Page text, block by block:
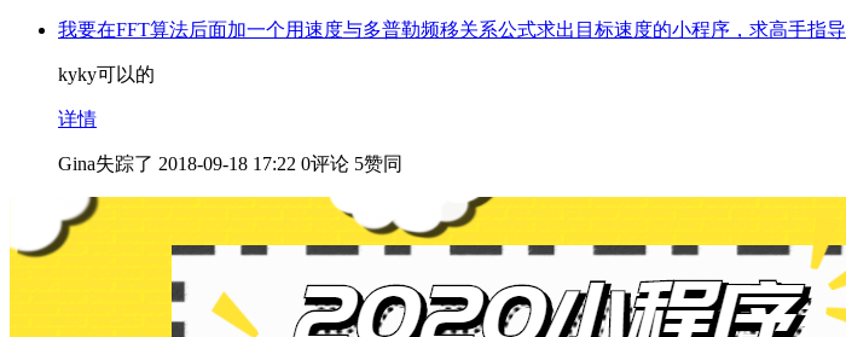
我要在FFT算法后面加一个用速度与多普勒频移关系公式求出目标速度的小程序，求高手指导
kyky可以的
详情
Gina失踪了 2018-09-18 17:22 0评论 5赞同